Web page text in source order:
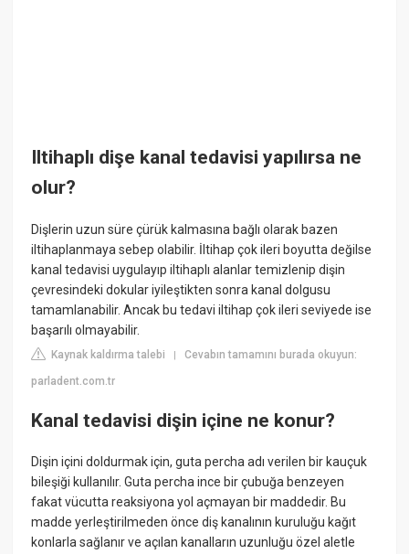
Iltihaplı dişe kanal tedavisi yapılırsa ne
olur?
Dişlerin uzun süre çürük kalmasına bağlı olarak bazen
iltihaplanmaya sebep olabilir. İltihap çok ileri boyutta değilse
kanal tedavisi uygulayıp iltihaplı alanlar temizlenip dişin
çevresindeki dokular iyileştikten sonra kanal dolgusu
tamamlanabilir. Ancak bu tedavi iltihap çok ileri seviyede ise
başarılı olmayabilir.
Kaynak kaldırma talebi |Cevabın tamamını burada okuyun:
parladent.com.tr
Kanal tedavisi dişin içine ne konur?
Dişin içini doldurmak için, guta percha adı verilen bir kauçuk
bileşiği kullanılır. Guta percha ince bir çubuğa benzeyen
fakat vücutta reaksiyona yol açmayan bir maddedir. Bu
madde yerleştirilmeden önce diş kanalının kuruluğu kağıt
konlarla sağlanır ve açılan kanalların uzunluğu özel aletle